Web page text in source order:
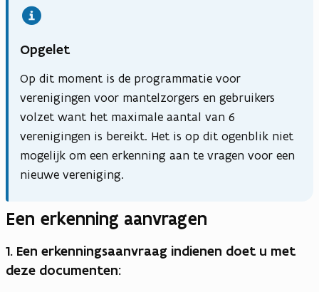
Opgelet
Op dit moment is de programmatie voor
verenigingen voor mantelzorgers en gebruikers
volzet want het maximale aantal van 6
verenigingen is bereikt. Het is op dit ogenblik niet
mogelijk om een erkenning aan te vragen voor een
nieuwe vereniging.
Een erkenning aanvragen
1. Een erkenningsaanvraag indienen doet u met
deze documenten: